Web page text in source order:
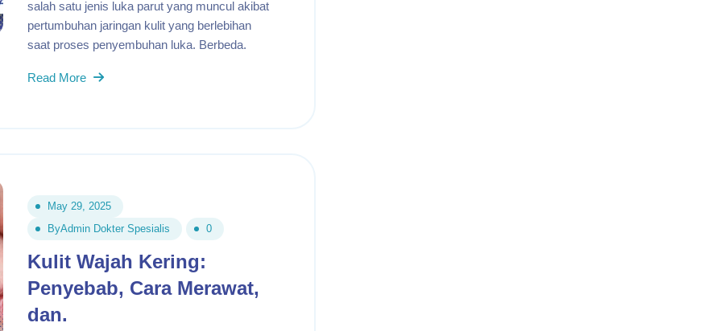
salah satu jenis luka parut yang muncul akibat
pertumbuhan jaringan kulit yang berlebihan
saat proses penyembuhan luka. Berbeda.
Read More
May 29, 2025
ByAdmin Dokter Spesialis 0
Kulit Wajah Kering:
Penyebab, Cara Merawat,
dan.